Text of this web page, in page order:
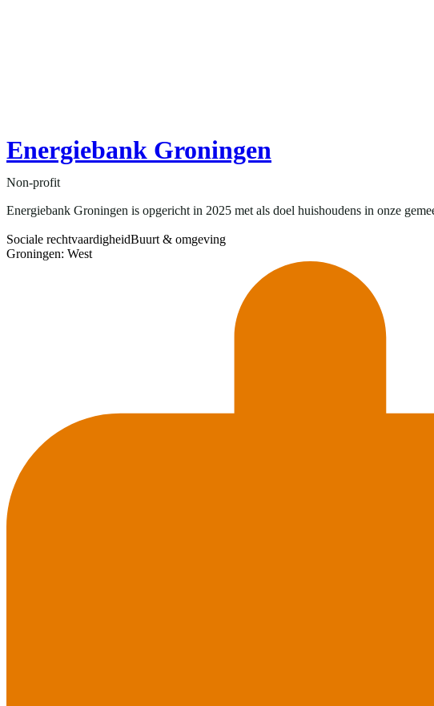
Energiebank Groningen
Non-profit
Energiebank Groningen is opgericht in 2025 met als doel huishoudens in onze
Sociale rechtvaardigheidBuurt & omgeving
Groningen: West